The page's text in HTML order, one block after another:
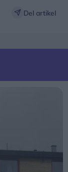
Del artikel